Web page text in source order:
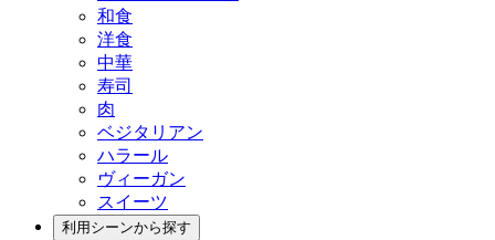
和食
洋食
中華
寿司
肉
ベジタリアン
ハラール
ヴィーガン
スイーツ
利用シーンから探す